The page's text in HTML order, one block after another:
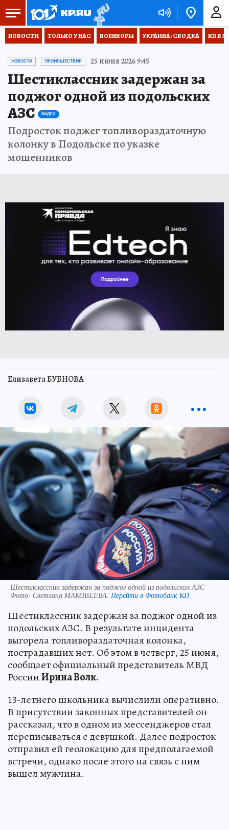
НОВОСТИ ТОЛЬКО У НАС ВОЕНКОРЫ УКРАИНА: СВОДКА КП В
НОВОСТИ ПРОИСШЕСТВИЯ 25 июня 2026 9:45
Шестиклассник задержан за
поджог одной из подольских
АЗС
ВИДЕО
Подросток поджег топливораздаточную
колонку в Подольске по указке
мошенников
Елизавета БУБНОВА
Шестиклассник задержан за поджог одной из подольских АЗС
Фото: Светлана МАКОВЕЕВА. Перейти в Фотобанк КП
Шестиклассник задержан за поджог одной из
подольских АЗС. В результате инцидента
выгорела топливораздаточная колонка,
пострадавших нет. Об этом в четверг, 25 июня,
сообщает официальный представитель МВД
РоссииИрина Волк.
13-летнего школьника вычислили оперативно.
В присутствии законных представителей он
рассказал, что в одном из мессенджеров стал
переписываться с девушкой. Далее подросток
отправил ей геолокацию для предполагаемой
встречи, однако после этого на связь с ним
вышел мужчина.